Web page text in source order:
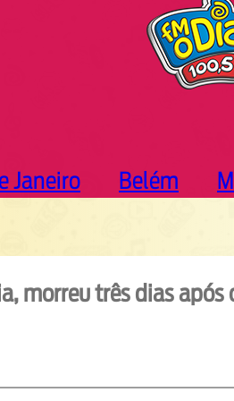
Janeiro Belém
morreu três dias após